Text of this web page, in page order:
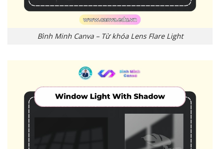
Bình Minh Canva – Từ khóa Lens Flare Light